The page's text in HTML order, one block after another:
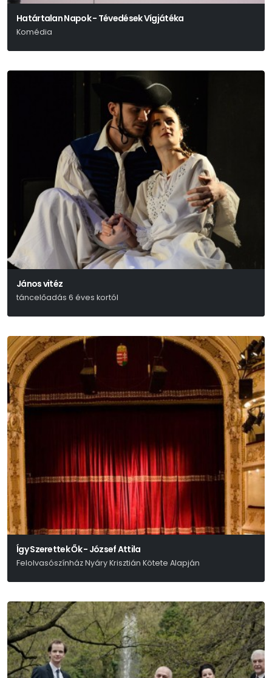
Határtalan Napok - Tévedések Vígjátéka
Komédia
János vitéz
táncelőadás 6 éves kortól
Így Szerettek Ők - József Attila
Felolvasószínház Nyáry Krisztián Kötete Alapján